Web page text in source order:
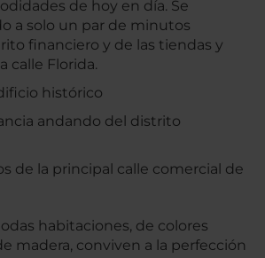
de hoy en día. Se
a solo un par de minutos
financiero y de las tiendas y
calle Florida.
histórico
andando del distrito
de la principal calle comercial de
habitaciones, de colores
madera, conviven a la perfección